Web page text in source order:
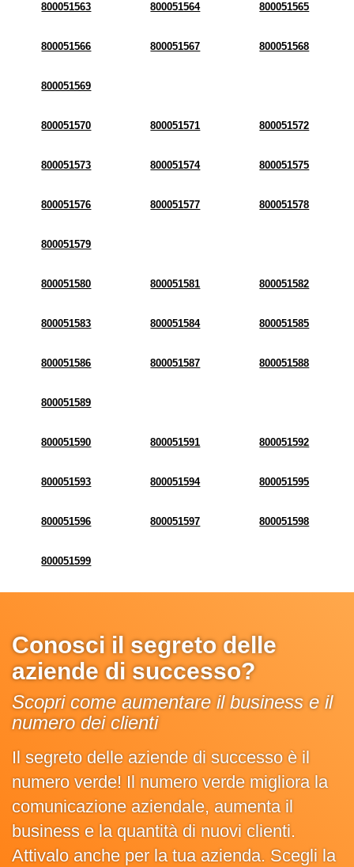
800051563 800051564 800051565
800051566 800051567 800051568
800051569
800051570 800051571 800051572
800051573 800051574 800051575
800051576 800051577 800051578
800051579
800051580 800051581 800051582
800051583 800051584 800051585
800051586 800051587 800051588
800051589
800051590 800051591 800051592
800051593 800051594 800051595
800051596 800051597 800051598
800051599
Conosci il segreto delle
aziende di successo?
Scopri come aumentare il business e il
numero dei clienti
Il segreto delle aziende di successo è il
numero verde! Il numero verde migliora la
comunicazione aziendale, aumenta il
business e la quantità di nuovi clienti.
Attivalo anche per la tua azienda. Scegli la